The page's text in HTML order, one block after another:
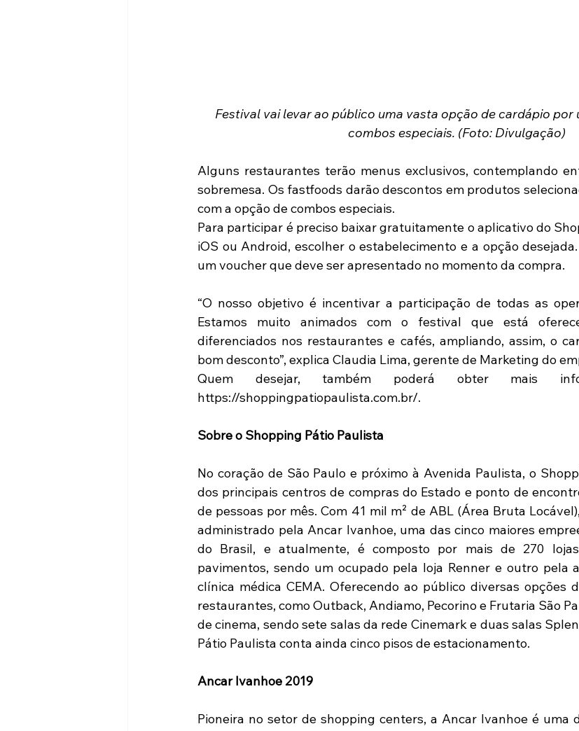
Festival vai levar ao público uma vasta opção de cardápio por
combos especiais. (Foto: Divulgação)
Alguns restaurantes terão menus exclusivos, contemplando
sobremesa. Os fastfoods darão descontos em produtos
com a opção de combos especiais.
Para participar é preciso baixar gratuitamente o aplicativo do
iOS ou Android, escolher o estabelecimento e a opção
um voucher que deve ser apresentado no momento da compra.
“O nosso objetivo é incentivar a participação de todas as
Estamos muito animados com o festival que está
diferenciados nos restaurantes e cafés, ampliando, assim, o
bom desconto”, explica Claudia Lima, gerente de Marketing do
Quem desejar, também poderá obter mais
https://shoppingpatiopaulista.com.br/.
Sobre o Shopping Pátio Paulista
No coração de São Paulo e próximo à Avenida Paulista, o
dos principais centros de compras do Estado e ponto de
de pessoas por mês. Com 41 mil m² de ABL (Área Bruta
administrado pela Ancar Ivanhoe, uma das cinco maiores
do Brasil, e atualmente, é composto por mais de 270
pavimentos, sendo um ocupado pela loja Renner e outro pela
clínica médica CEMA. Oferecendo ao público diversas opções
restaurantes, como Outback, Andiamo, Pecorino e Frutaria São
de cinema, sendo sete salas da rede Cinemark e duas salas
Pátio Paulista conta ainda cinco pisos de estacionamento.
Ancar Ivanhoe 2019
Pioneira no setor de shopping centers, a Ancar Ivanhoe é uma